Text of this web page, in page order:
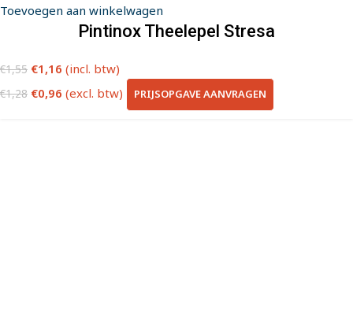
Toevoegen aan winkelwagen
Pintinox Theelepel Stresa
€1,55 €1,16 (incl. btw)
€1,28 €0,96 (excl. btw) PRIJSOPGAVE AANVRAGEN